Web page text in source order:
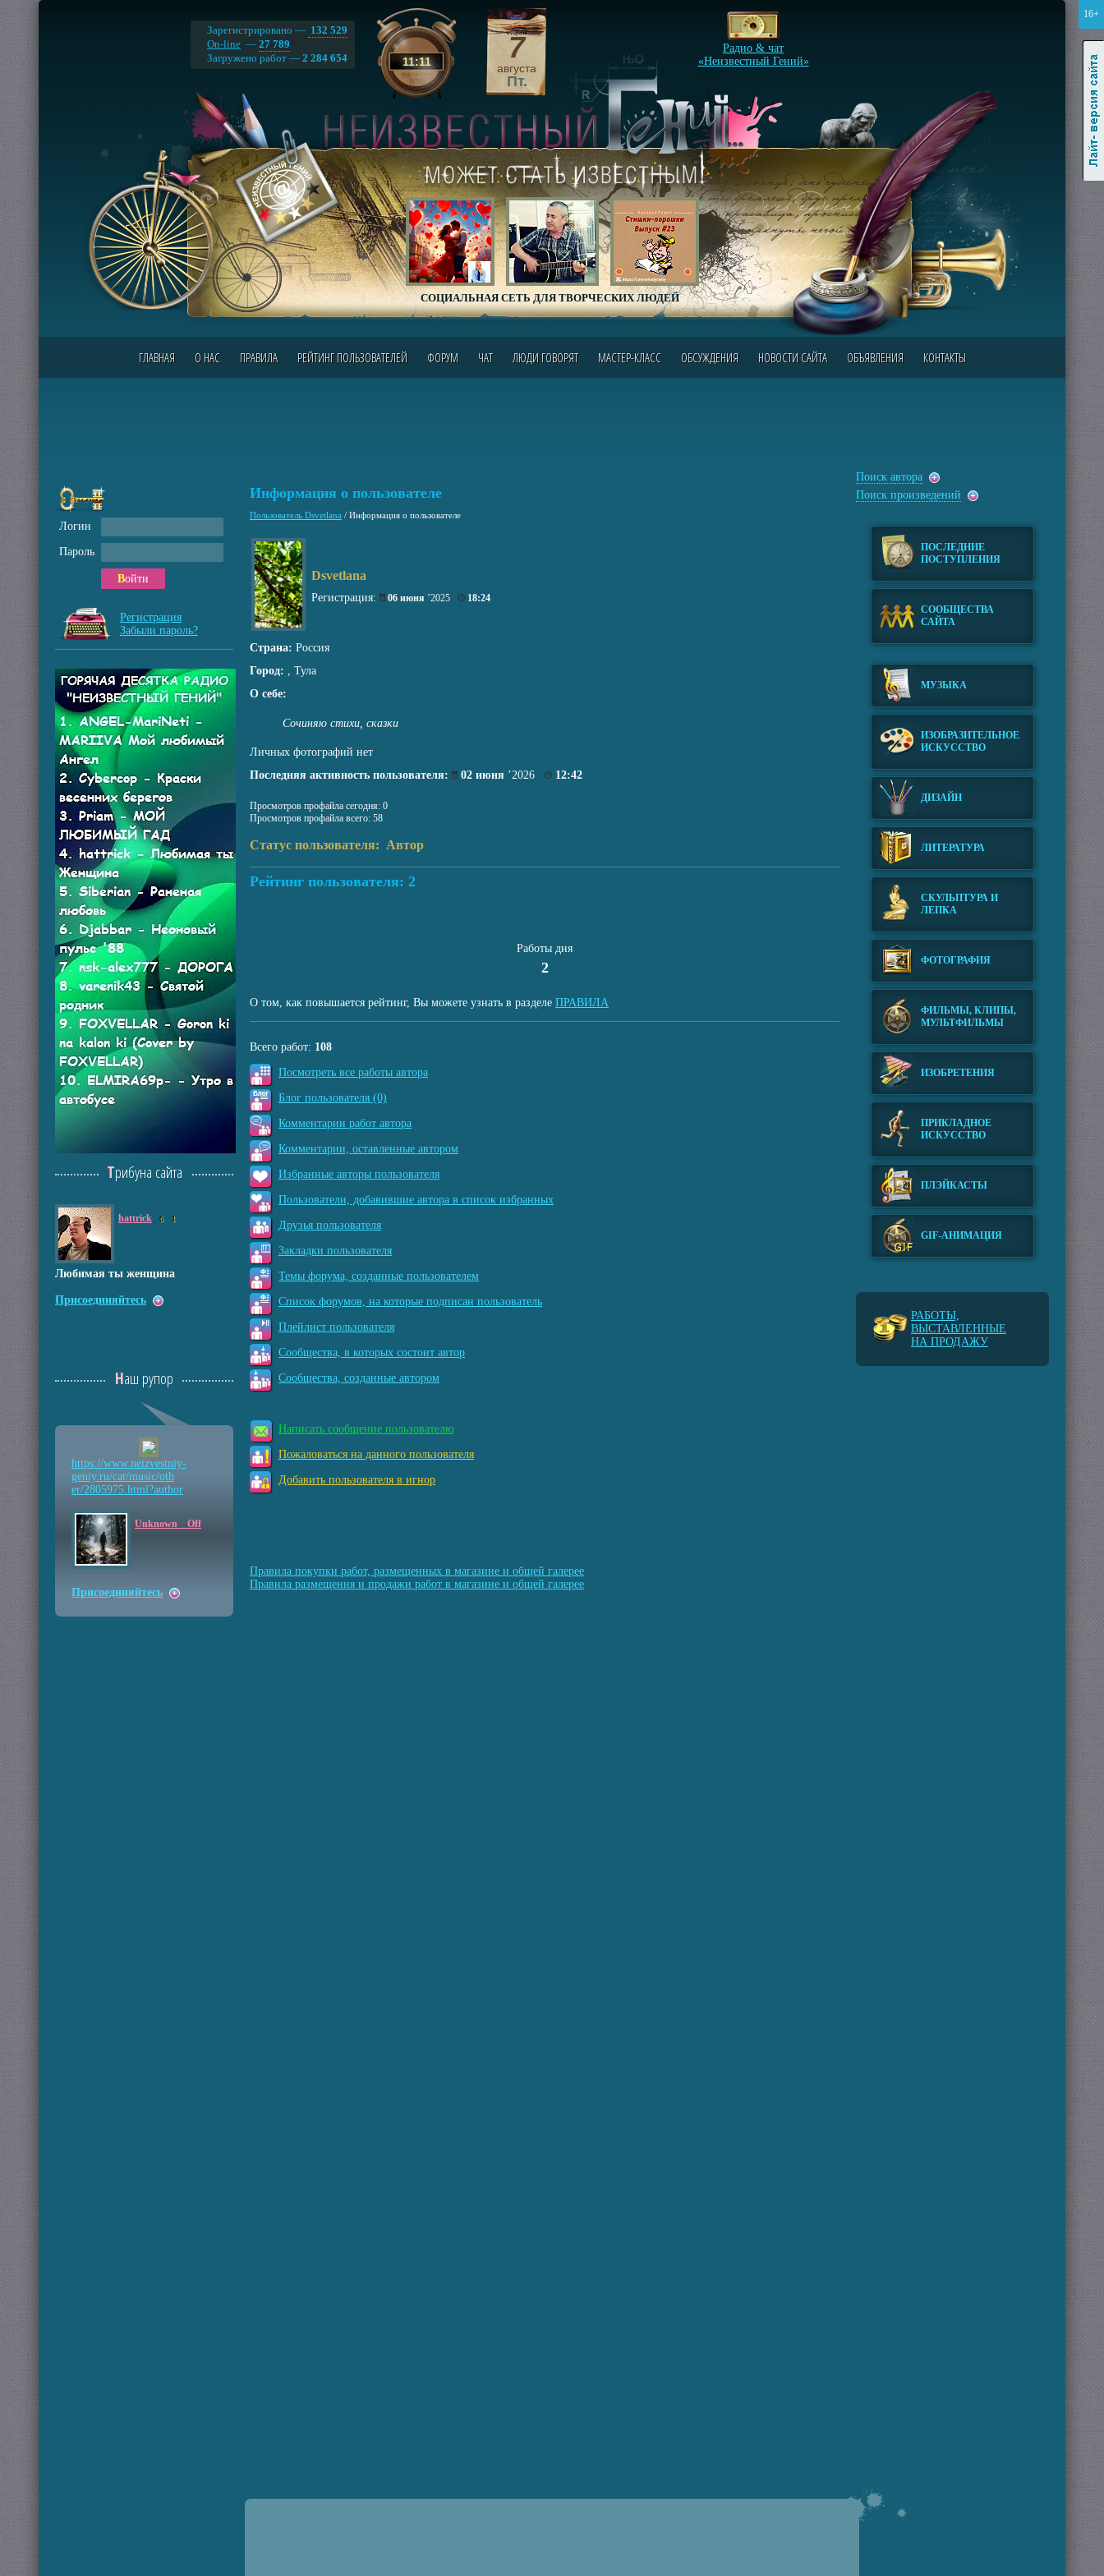
16+
11:11
Зарегистрировано — 132 529
On-line — 27 789
Загружено работ — 2 284 654 7
августа
Пт.
СОЦИАЛЬНАЯ СЕТЬ ДЛЯ ТВОРЧЕСКИХ ЛЮДЕЙ
Радио & чат
«Неизвестный Гений»
ГЛАВНАЯ О НАС ПРАВИЛА РЕЙТИНГ ПОЛЬЗОВАТЕЛЕЙ ФОРУМ ЧАТ ЛЮДИ ГОВОРЯТ МАСТЕР-КЛАСС ОБСУЖДЕНИЯ НОВОСТИ САЙТА ОБЪЯВЛЕНИЯ КОНТАКТЫ
Информация о пользователе
Пользователь Dsvetlana / Информация о пользователе
Dsvetlana
Регистрация: 06 июня ’2025 18:24
Страна: Россия
Город: , Тула
О себе:
Сочиняю стихи, сказки
Личных фотографий нет
Последняя активность пользователя:
02 июня ’2026 12:42
Просмотров профайла сегодня: 0
Просмотров профайла всего: 58
Статус пользователя: Автор
Рейтинг пользователя: 2
Работы дня
2
О том, как повышается рейтинг, Вы можете узнать в разделе ПРАВИЛА
Всего работ: 108
Посмотреть все работы автора
Блог пользователя (0)
Комментарии работ автора
Комментарии, оставленные автором
Избранные авторы пользователя
Пользователи, добавившие автора в список избранных
Друзья пользователя
Закладки пользователя
Темы форума, созданные пользователем
Список форумов, на которые подписан пользователь
Плейлист пользователя
Сообщества, в которых состоит автор
Сообщества, созданные автором
Написать сообщение пользователю
Пожаловаться на данного пользователя
Добавить пользователя в игнор
Правила покупки работ, размещенных в магазине и общей галерее
Правила размещения и продажи работ в магазине и общей галерее
Логин
Пароль
Войти
Регистрация
Забыли пароль?
Трибуна сайта
hattrick 6 1
Любимая ты женщина
Присоединяйтесь
Наш рупор
https://www.neizvestniy-
geniy.ru/cat/music/oth
er/2805975.html?author
Unknown__Off
Присоединяйтесь
Поиск автора
Поиск произведений
ПОСЛЕДНИЕ
ПОСТУПЛЕНИЯ
СООБЩЕСТВА
САЙТА
МУЗЫКА
ИЗОБРАЗИТЕЛЬНОЕ
ИСКУССТВО
ДИЗАЙН
ЛИТЕРАТУРА
СКУЛЬПТУРА И
ЛЕПКА
ФОТОГРАФИЯ
ФИЛЬМЫ, КЛИПЫ,
МУЛЬТФИЛЬМЫ
ИЗОБРЕТЕНИЯ
ПРИКЛАДНОЕ
ИСКУССТВО
ПЛЭЙКАСТЫ
GIF-АНИМАЦИЯ
РАБОТЫ,
ВЫСТАВЛЕННЫЕ
НА ПРОДАЖУ